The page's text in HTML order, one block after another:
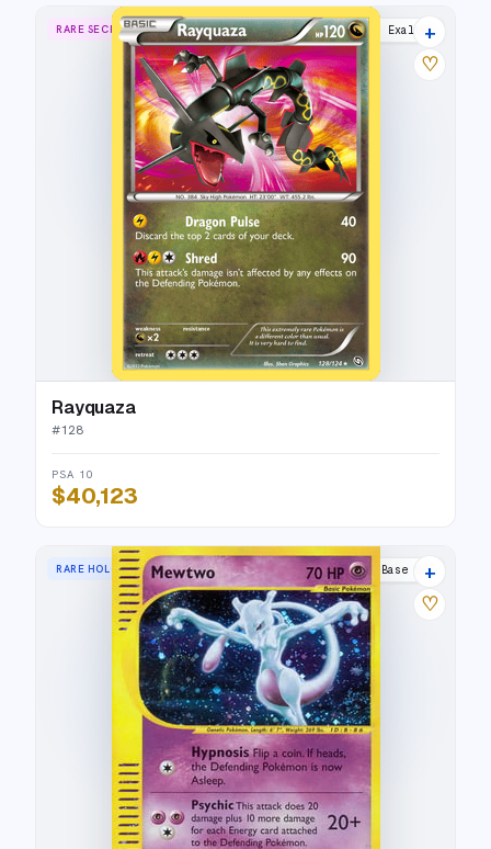
RARE SECRET Dragons Exalted
+
♡
Rayquaza
#128
PSA 10
$40,123
RARE HOLO Expedition Base Set
+
♡